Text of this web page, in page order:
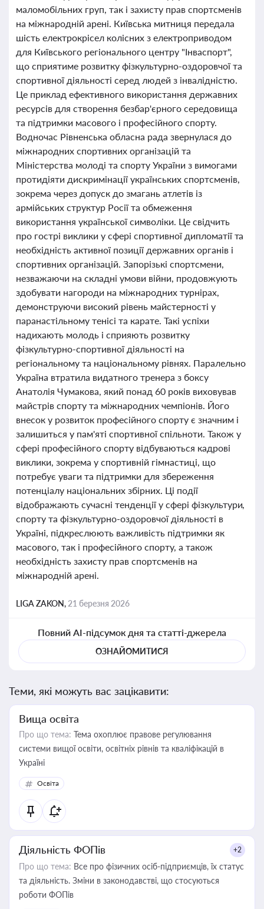
маломобільних груп, так і захисту прав спортсменів
на міжнародній арені. Київська митниця передала
шість електрокрісел колісних з електроприводом
для Київського регіонального центру "Інваспорт",
що сприятиме розвитку фізкультурно-оздоровчої та
спортивної діяльності серед людей з інвалідністю.
Це приклад ефективного використання державних
ресурсів для створення безбар'єрного середовища
та підтримки масового і професійного спорту.
Водночас Рівненська обласна рада звернулася до
міжнародних спортивних організацій та
Міністерства молоді та спорту України з вимогами
протидіяти дискримінації українських спортсменів,
зокрема через допуск до змагань атлетів із
армійських структур Росії та обмеження
використання української символіки. Це свідчить
про гострі виклики у сфері спортивної дипломатії та
необхідність активної позиції державних органів і
спортивних організацій. Запорізькі спортсмени,
незважаючи на складні умови війни, продовжують
здобувати нагороди на міжнародних турнірах,
демонструючи високий рівень майстерності у
паранастільному тенісі та карате. Такі успіхи
надихають молодь і сприяють розвитку
фізкультурно-спортивної діяльності на
регіональному та національному рівнях. Паралельно
Україна втратила видатного тренера з боксу
Анатолія Чумакова, який понад 60 років виховував
майстрів спорту та міжнародних чемпіонів. Його
внесок у розвиток професійного спорту є значним і
залишиться у пам'яті спортивної спільноти. Також у
сфері професійного спорту відбуваються кадрові
виклики, зокрема у спортивній гімнастиці, що
потребує уваги та підтримки для збереження
потенціалу національних збірних. Ці події
відображають сучасні тенденції у сфері фізкультури,
спорту та фізкультурно-оздоровчої діяльності в
Україні, підкреслюють важливість підтримки як
масового, так і професійного спорту, а також
необхідність захисту прав спортсменів на
міжнародній арені.
LIGA ZAKON, 21 березня 2026
Повний AI-підсумок дня та статті-джерела
ОЗНАЙОМИТИСЯ
Теми, які можуть вас зацікавити:
Вища освіта
Про що тема: Тема охоплює правове регулювання
системи вищої освіти, освітніх рівнів та кваліфікацій в
Україні
Освіта
Діяльність ФОПів +2
Про що тема: Все про фізичних осіб-підприємців, їх статус
та діяльність. Зміни в законодавстві, що стосуються
роботи ФОПів